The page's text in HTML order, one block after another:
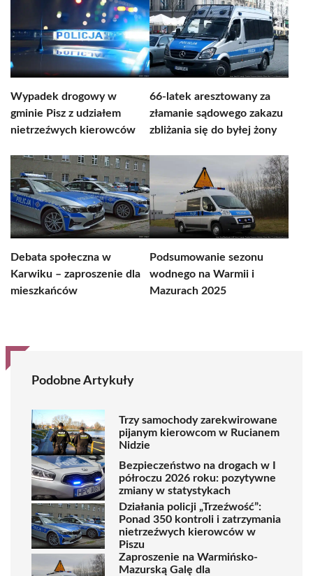
Wypadek drogowy w
gminie Pisz z udziałem
nietrzeźwych kierowców
66-latek aresztowany za
złamanie sądowego zakazu
zbliżania się do byłej żony
Debata społeczna w
Karwiku – zaproszenie dla
mieszkańców
Podsumowanie sezonu
wodnego na Warmii i
Mazurach 2025
Podobne Artykuły
Trzy samochody zarekwirowane
pijanym kierowcom w Rucianem
Nidzie
Bezpieczeństwo na drogach w I
półroczu 2026 roku: pozytywne
zmiany w statystykach
Działania policji „Trzeźwość”:
Ponad 350 kontroli i zatrzymania
nietrzeźwych kierowców w
Piszu
Zaproszenie na Warmińsko-
Mazurską Galę dla